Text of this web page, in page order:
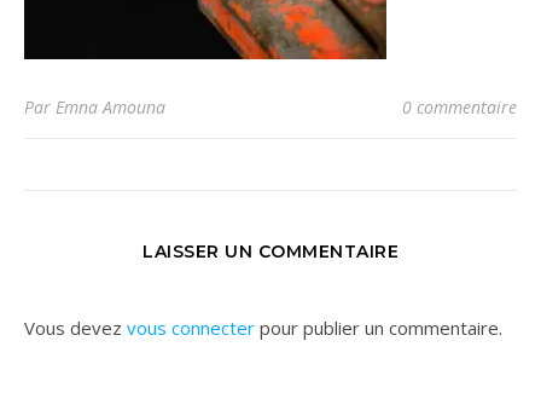
Par Emna Amouna 0 commentaire
LAISSER UN COMMENTAIRE
Vous devez vous connecter pour publier un commentaire.